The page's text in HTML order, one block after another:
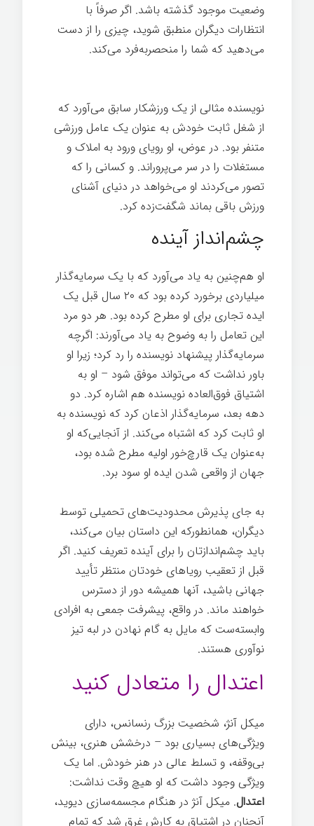
وضعیت موجود گذشته باشد. اگر صرفاً با
انتظارات دیگران منطبق شوید، چیزی را از دست
می‌دهید که شما را منحصربه‌فرد می‌کند.
نویسنده مثالی از یک ورزشکار سابق می‌آورد که
از شغل ثابت خودش به عنوان یک عامل ورزشی
متنفر بود. در عوض، او رویای ورود به املاک و
مستغلات را در سر می‌پروراند. و کسانی را که
تصور می‌کردند او می‌خواهد در دنیای آشنای
ورزش باقی بماند شگفت‌زده کرد.
چشم‌انداز آینده
او هم‌چنین به یاد می‌آورد که با یک سرمایه‌گذار
میلیاردی برخورد کرده بود که ۲۰ سال قبل یک
ایده تجاری برای او مطرح کرده بود. هر دو مرد
این تعامل را به وضوح به یاد می‌آورند: اگرچه
سرمایه‌گذار پیشنهاد نویسنده را رد کرد؛ زیرا او
باور نداشت که می‌تواند موفق شود – او به
اشتیاق فوق‌العاده نویسنده هم اشاره کرد. دو
دهه بعد، سرمایه‌گذار اذعان کرد که نویسنده به
او ثابت کرد که اشتباه می‌کند. از آنجایی‌که او
به‌عنوان یک قارچ‌خور اولیه مطرح شده بود،
جهان از واقعی شدن ایده او سود برد.
به جای پذیرش محدودیت‌های تحمیلی توسط
دیگران، همانطورکه این داستان بیان می‌کند،
باید چشم‌اندازتان را برای آینده تعریف کنید. اگر
قبل از تعقیب رویاهای خودتان منتظر تأیید
جهانی باشید، آنها همیشه دور از دسترس
خواهند ماند. در واقع، پیشرفت جمعی به افرادی
وابسته‌ست که مایل به گام نهادن در لبه تیز
نوآوری هستند.
اعتدال را متعادل کنید
میکل آنژ، شخصیت بزرگ رنسانس، دارای
ویژگی‌های بسیاری بود – درخشش هنری، بینش
بی‌وقفه، و تسلط عالی در هنر خودش. اما یک
ویژگی وجود داشت که او هیچ وقت نداشت:
اعتدال. میکل آنژ در هنگام مجسمه‌سازی دیوید،
آنچنان در اشتیاق به کارش غرق شد که تمام